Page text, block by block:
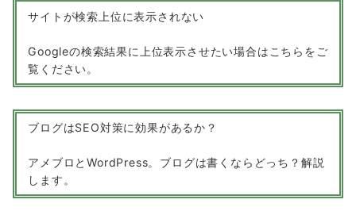
サイトが検索上位に表示されない
Googleの検索結果に上位表示させたい場合はこちらをご
覧ください。
ブログはSEO対策に効果があるか？
アメブロとWordPress。ブログは書くならどっち？解説
します。